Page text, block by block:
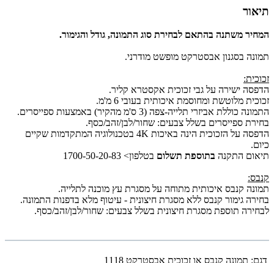
תיאור
המחיר משתנה בהתאם לבחירת סוג התמונה, גודל והגימור.
תמונה בסגנון אבסטרקט מופשט מודרני.
זכוכית:
הדפסה ישירה על גבי זכוכית אקסטרא קליר.
זכוכית מלוטשת ומחוסמת איכותית בעובי 6 מ'מ.
התמונה כוללת אביזרי תלייה-צפה (3 ס'מ מהקיר) באמצעות ספייסרים.
בחירת ספייסרים בשלל צבעים: שחור/לבן/זהב/כסף.
הדפסה על הזכוכית הינה באיכות 4K בטכנולוגיה המתקדמות שקיים
כיום.
תיאום התקנה בתוספת תשלום בטלפון> 1700-50-20-83
קנבס:
תמונה קנבס איכותית מתוחה על מסגרת עץ מוכנה לתלייה.
בחירה גימור קנבס ללא מסגרת חיצונית - עיטוף מלא בדפנות התמונה.
לבחירה תוספת מסגרת חיצונית בשלל צבעים: שחור/לבן/זהב/כסף.
דגם: תמונה קנבס או זכוכית אבסטרקט 1118